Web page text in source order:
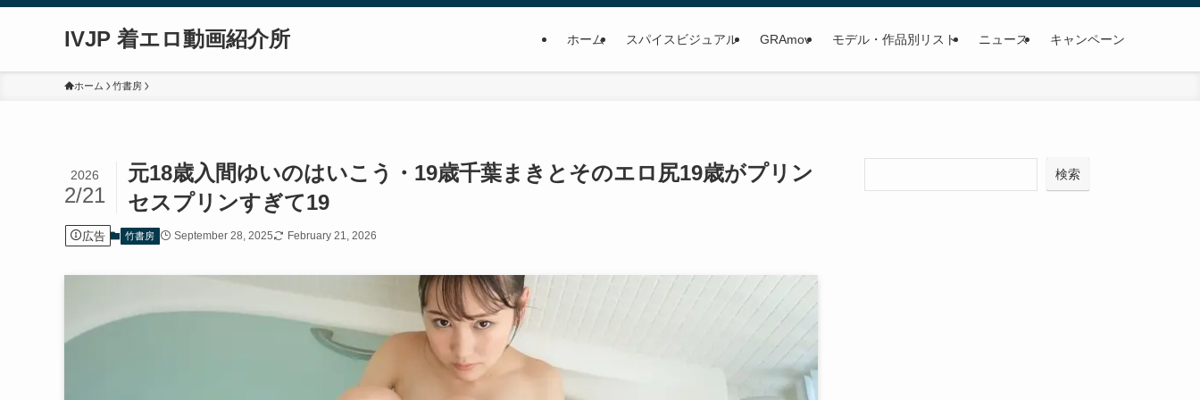
IVJP 着エロ動画紹介所 ホーム スパイスビジュアル GRAmov モデル・作品別リスト ニュース キャンペーン
ホーム 竹書房
元18歳入間ゆいのはいこう・19歳千葉まきとそのエロ尻19歳がプリン
セスプリンすぎて19
2026
2/21
広告 竹書房 September 28, 2025 February 21, 2026
索
検索